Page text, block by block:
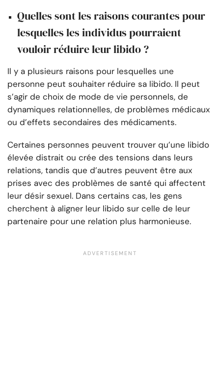
Quelles sont les raisons courantes pour
lesquelles les individus pourraient
vouloir réduire leur libido ?
Il y a plusieurs raisons pour lesquelles une
personne peut souhaiter réduire sa libido. Il peut
s’agir de choix de mode de vie personnels, de
dynamiques relationnelles, de problèmes médicaux
ou d’effets secondaires des médicaments.
Certaines personnes peuvent trouver qu’une libido
élevée distrait ou crée des tensions dans leurs
relations, tandis que d’autres peuvent être aux
prises avec des problèmes de santé qui affectent
leur désir sexuel. Dans certains cas, les gens
cherchent à aligner leur libido sur celle de leur
partenaire pour une relation plus harmonieuse.